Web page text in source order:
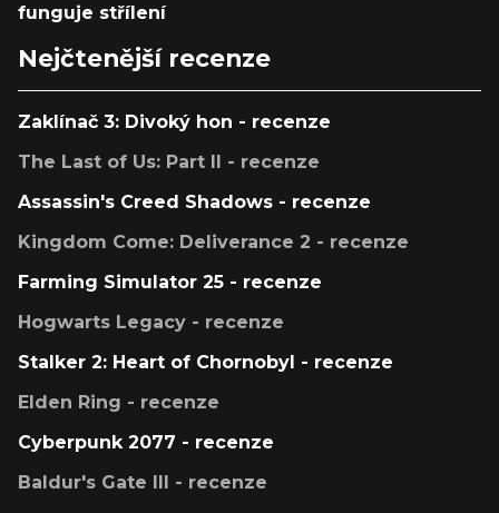
funguje střílení
Nejčtenější recenze
Zaklínač 3: Divoký hon - recenze
The Last of Us: Part II - recenze
Assassin's Creed Shadows - recenze
Kingdom Come: Deliverance 2 - recenze
Farming Simulator 25 - recenze
Hogwarts Legacy - recenze
Stalker 2: Heart of Chornobyl - recenze
Elden Ring - recenze
Cyberpunk 2077 - recenze
Baldur's Gate III - recenze